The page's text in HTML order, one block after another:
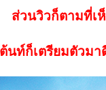
ส่วนวิวก็ตามที่เ
นท์ก็เตรียมตัวมา